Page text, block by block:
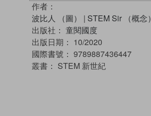
作者：
波比人 （圖）
| STEM Sir （概念）
出版社： 童閱國度
出版日期： 10/2020
國際書號： 9789887436447
叢書： STEM 新世紀